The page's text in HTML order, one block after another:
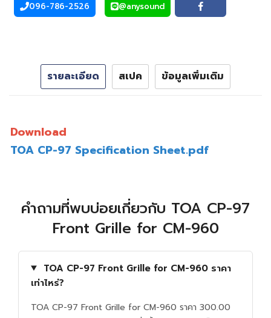
096-786-2526
โทรศัพท์
@anysound
Line Facebook
รายละเอียด สเปค ข้อมูลเพิ่มเติม
Download
TOA CP-97 Specification Sheet.pdf
คำถามที่พบบ่อยเกี่ยวกับ TOA CP-97
Front Grille for CM-960
TOA CP-97 Front Grille for CM-960 ราคา
เท่าไหร่?
TOA CP-97 Front Grille for CM-960 ราคา 300.00